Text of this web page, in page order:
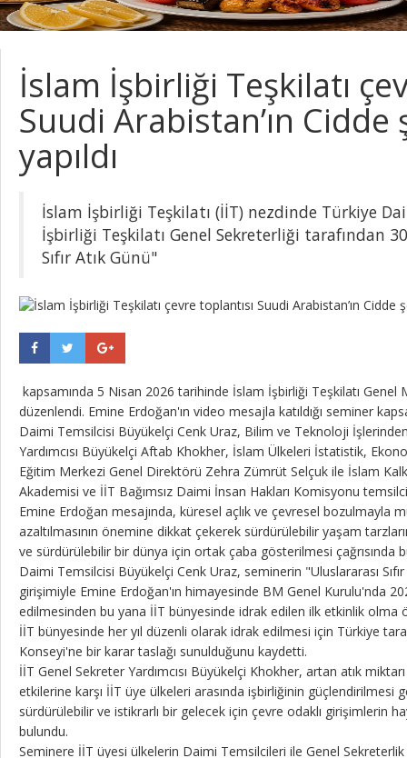
İslam İşbirliği Teşkilatı
Suudi Arabistan’ın
yapıldı
İslam İşbirliği Teşkilatı (İİT) nezdinde Türkiye
İşbirliği Teşkilatı Genel Sekreterliği tarafından
Sıfır Atık Günü"
kapsamında 5 Nisan 2026 tarihinde İslam İşbirliği Teşkilatı Genel
düzenlendi. Emine Erdoğan'ın video mesajla katıldığı seminer
Daimi Temsilcisi Büyükelçi Cenk Uraz, Bilim ve Teknoloji
Yardımcısı Büyükelçi Aftab Khokher, İslam Ülkeleri İstatistik,
Eğitim Merkezi Genel Direktörü Zehra Zümrüt Selçuk ile İslam
Akademisi ve İİT Bağımsız Daimi İnsan Hakları Komisyonu
Emine Erdoğan mesajında, küresel açlık ve çevresel bozulmayla
azaltılmasının önemine dikkat çekerek sürdürülebilir yaşam
ve sürdürülebilir bir dünya için ortak çaba gösterilmesi çağrısında
Daimi Temsilcisi Büyükelçi Cenk Uraz, seminerin "Uluslararası
girişimiyle Emine Erdoğan'ın himayesinde BM Genel Kurulu'nda
edilmesinden bu yana İİT bünyesinde idrak edilen ilk etkinlik olma
İİT bünyesinde her yıl düzenli olarak idrak edilmesi için Türkiye
Konseyi'ne bir karar taslağı sunulduğunu kaydetti.
İİT Genel Sekreter Yardımcısı Büyükelçi Khokher, artan atık
etkilerine karşı İİT üye ülkeleri arasında işbirliğinin güçlendirilmesi
sürdürülebilir ve istikrarlı bir gelecek için çevre odaklı girişimlerin
bulundu.
Seminere İİT üyesi ülkelerin Daimi Temsilcileri ile Genel Sekreterlik